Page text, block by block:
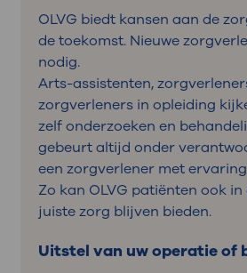
OLVG biedt kansen aan de
de toekomst. Nieuwe
nodig.
Arts-assistenten,
zorgverleners in opleiding
zelf onderzoeken en
gebeurt altijd onder
een zorgverlener met
Zo kan OLVG patiënten ook
juiste zorg blijven bieden.
Uitstel van uw operatie of